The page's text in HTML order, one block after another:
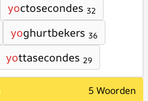
yoctosecondes 32
yoghurtbekers 36
yottasecondes 29
5 Woorden